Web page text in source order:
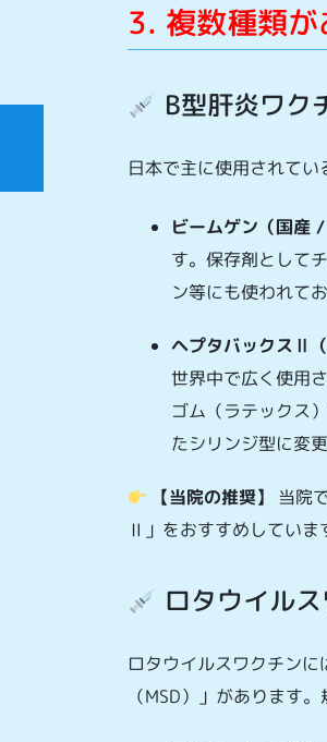
3. 複数種類
B型肝炎ワク
日本で主に使用されてい
ビームゲン（国産 /
す。保存剤として
ン等にも使われて
ヘプタバックスⅡ
世界中で広く使用
ゴム（ラテックス
たシリンジ型に変
【当院の推奨】
当院
Ⅱ」をおすすめしていま
ロタウイル
ロタウイルスワクチンに
（MSD）」があります